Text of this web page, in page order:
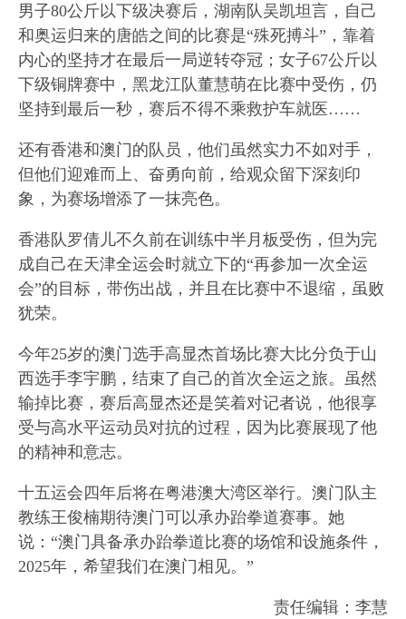
男子80公斤以下级决赛后，湖南队吴凯坦言，自己
和奥运归来的唐皓之间的比赛是“殊死搏斗”，靠着
内心的坚持才在最后一局逆转夺冠；女子67公斤以
下级铜牌赛中，黑龙江队董慧萌在比赛中受伤，仍
坚持到最后一秒，赛后不得不乘救护车就医……
还有香港和澳门的队员，他们虽然实力不如对手，
但他们迎难而上、奋勇向前，给观众留下深刻印
象，为赛场增添了一抹亮色。
香港队罗倩儿不久前在训练中半月板受伤，但为完
成自己在天津全运会时就立下的“再参加一次全运
会”的目标，带伤出战，并且在比赛中不退缩，虽败
犹荣。
今年25岁的澳门选手高显杰首场比赛大比分负于山
西选手李宇鹏，结束了自己的首次全运之旅。虽然
输掉比赛，赛后高显杰还是笑着对记者说，他很享
受与高水平运动员对抗的过程，因为比赛展现了他
的精神和意志。
十五运会四年后将在粤港澳大湾区举行。澳门队主
教练王俊楠期待澳门可以承办跆拳道赛事。她
说：“澳门具备承办跆拳道比赛的场馆和设施条件，
2025年，希望我们在澳门相见。”
责任编辑：李慧